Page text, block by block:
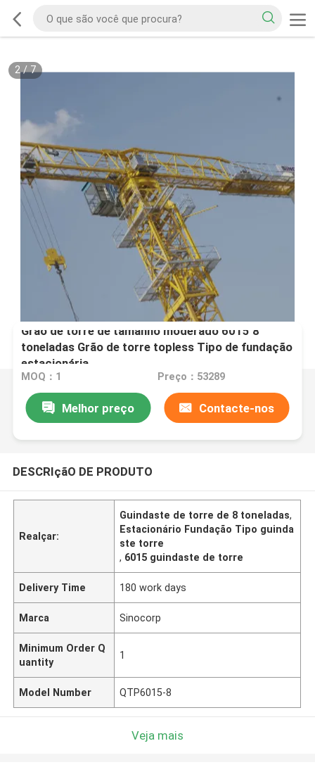
2/7
Grão de torre de tamanho moderado 6015 8
toneladas Grão de torre topless Tipo de fundação
estacionária
MOQ：1 Preço：53289
Melhor preço Contacte-nos
DESCRIçãO DE PRODUTO
Realçar:
Guindaste de torre de 8 toneladas,
Estacionário Fundação Tipo guinda
ste torre
, 6015 guindaste de torre
Delivery Time 180 work days
Marca Sinocorp
Minimum Order Q
uantity
1
Model Number QTP6015-8
Veja mais